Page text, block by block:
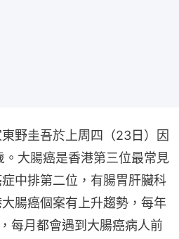
野圭吾於上周四（23日）因
大腸癌是香港第三位最常見
中排第二位，有腸胃肝臟科
腸癌個案有上升趨勢，每年
每月都會遇到大腸癌病人前